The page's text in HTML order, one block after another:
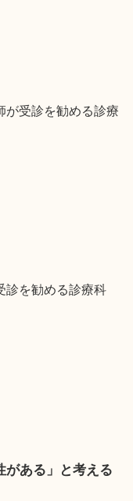
が受診を勧める診療
診を勧める診療科
がある」と考える